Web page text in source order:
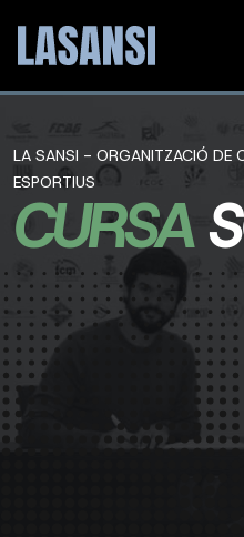
LA SANSI - ORGANITZACIÓ DE
ESPORTIUS
CURSA